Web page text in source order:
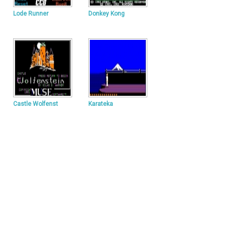
Lode Runner Donkey Kong
Castle Wolfenst Karateka